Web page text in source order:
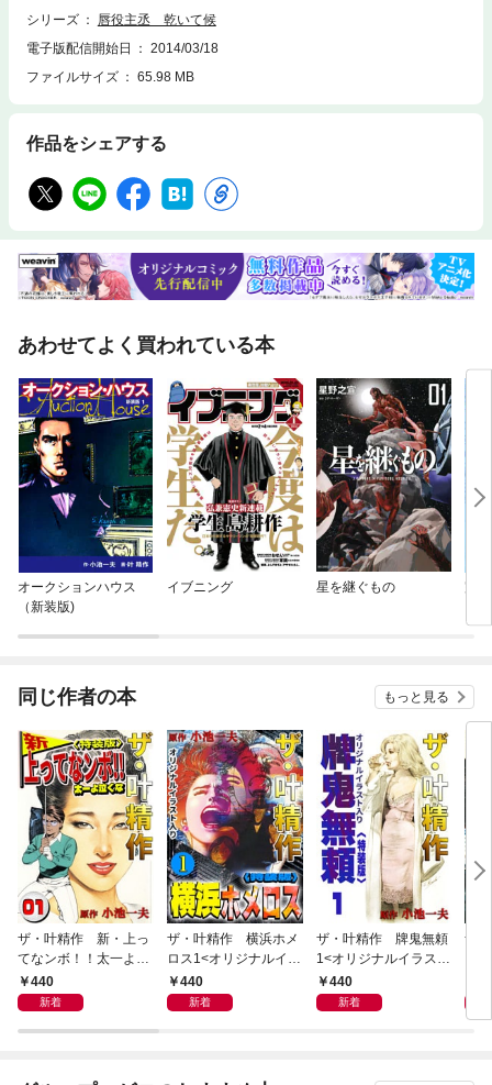
シリーズ
唇役主丞 乾いて候
電子版配信開始日
2014/03/18
ファイルサイズ
65.98 MB
作品をシェアする
あわせてよく買われている本
オークションハウス
（新装版)
イブニング 星を継ぐもの 完
同じ作者の本 もっと見る
ザ・叶精作 新・上っ
てなンボ！！太一よ泣
くな1<特装版>
440
新着
ザ・叶精作 横浜ホメ
ロス1<オリジナルイラ
スト入り特装版>
440
新着
ザ・叶精作 牌鬼無頼
1<オリジナルイラスト
入り特装版>
440
新着
ザ